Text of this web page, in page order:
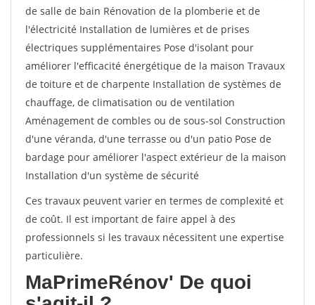
de salle de bain Rénovation de la plomberie et de
l'électricité Installation de lumières et de prises
électriques supplémentaires Pose d'isolant pour
améliorer l'efficacité énergétique de la maison Travaux
de toiture et de charpente Installation de systèmes de
chauffage, de climatisation ou de ventilation
Aménagement de combles ou de sous-sol Construction
d'une véranda, d'une terrasse ou d'un patio Pose de
bardage pour améliorer l'aspect extérieur de la maison
Installation d'un système de sécurité
Ces travaux peuvent varier en termes de complexité et
de coût. Il est important de faire appel à des
professionnels si les travaux nécessitent une expertise
particulière.
MaPrimeRénov' De quoi